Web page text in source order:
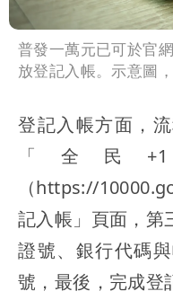
普發一萬元已可於官
放登記入帳。示意圖
登記入帳方面，
「全民
（https://
記入帳」頁面，第
證號、銀行代碼
號，最後，完成登